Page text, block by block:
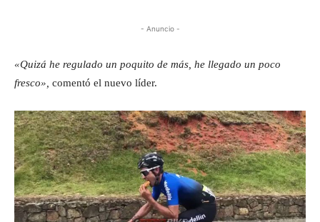
- Anuncio -
«Quizá he regulado un poquito de más, he llegado un poco
fresco», comentó el nuevo líder.